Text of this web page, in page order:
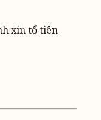
xin tổ tiên